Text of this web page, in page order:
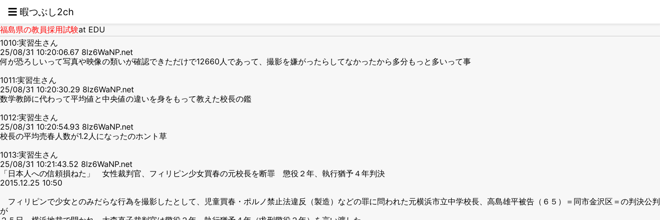
☰ 暇つぶし2ch
福島県の教員採用試験at EDU
1010:実習生さん
25/08/31 10:20:06.67 8lz6WaNP.net
何が恐ろしいって写真や映像の類いが確認できただけで12660人であって、撮影を嫌がったらしてなかったから多分もっと多いって事
1011:実習生さん
25/08/31 10:20:30.29 8lz6WaNP.net
数学教師に代わって平均値と中央値の違いを身をもって教えた校長の鑑
1012:実習生さん
25/08/31 10:20:54.93 8lz6WaNP.net
校長の平均売春人数が1.2人になったのホント草
1013:実習生さん
25/08/31 10:21:43.52 8lz6WaNP.net
「日本人への信頼損ねた」 女性裁判官、フィリピン少女買春の元校長を断罪 懲役２年、執行猶予４年判決
2015.12.25 10:50
フィリピンで少女とのみだらな行為を撮影したとして、児童買春・ポルノ禁止法違反（製造）などの罪に問われた元横浜市立中学校長、高島雄平被告（６５）＝同市金沢区＝の判決公判
が